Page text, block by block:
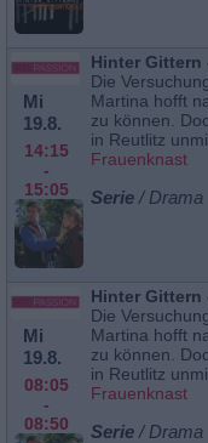
Mi
19.8.
14:15
-
15:05
Hinter Gittern
Die
Martina hofft
zu können.
in Reutlitz
Frauenknast
Serie / Drama
Mi
19.8.
08:05
-
08:50
Hinter Gittern
Die
Martina hofft
zu können.
in Reutlitz
Frauenknast
Serie / Drama